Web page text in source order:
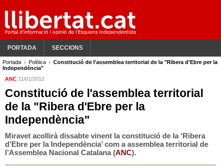
PORTADA SECCIONS
Portada Política
Constitució de l'assemblea territorial de la "Ribera d'Ebre per la
Independència"
ANC 11/01/2012
Constitució de l'assemblea territorial
de la "Ribera d'Ebre per la
Independència"
Miravet acollirà dissabte vinent la constitució de la ‘Ribera
d’Ebre per la Independència’ com a assemblea territorial de
l’Assemblea Nacional Catalana (ANC).